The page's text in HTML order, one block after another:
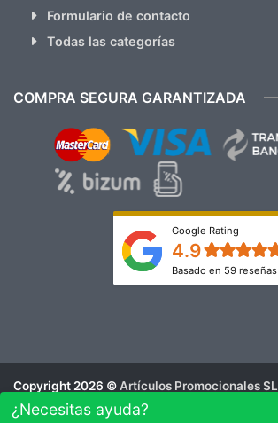
Formulario de contacto
Todas las categorías
COMPRA SEGURA GARANTIZADA
Google Rating
4.9
Basado en 59 reseñas
Copyright 2026 ©Artículos Promocionales SL
¿Necesitas ayuda?